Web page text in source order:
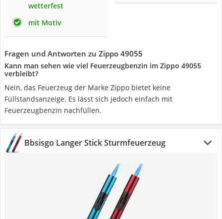
wetterfest
mit Motiv
Fragen und Antworten zu Zippo 49055
Kann man sehen wie viel Feuerzeugbenzin im Zippo 49055
verbleibt?
Nein, das Feuerzeug der Marke Zippo bietet keine
Füllstandsanzeige. Es lässt sich jedoch einfach mit
Feuerzeugbenzin nachfüllen.
Bbsisgo Langer Stick Sturmfeuerzeug